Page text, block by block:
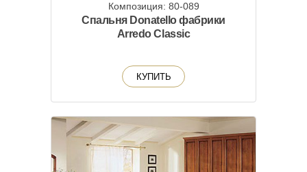
Композиция: 80-089
Спальня Donatello фабрики
Arredo Classic
КУПИТЬ